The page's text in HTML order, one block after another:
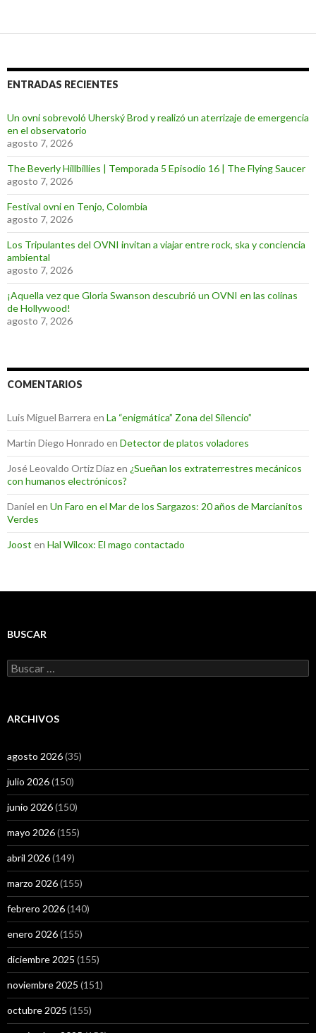
ENTRADAS RECIENTES
Un ovni sobrevoló Uherský Brod y realizó un aterrizaje de emergencia
en el observatorio
agosto 7, 2026
The Beverly Hillbillies | Temporada 5 Episodio 16 | The Flying Saucer
agosto 7, 2026
Festival ovni en Tenjo, Colombia
agosto 7, 2026
Los Tripulantes del OVNI invitan a viajar entre rock, ska y conciencia
ambiental
agosto 7, 2026
¡Aquella vez que Gloria Swanson descubrió un OVNI en las colinas
de Hollywood!
agosto 7, 2026
COMENTARIOS
Luis Miguel Barrera en La “enigmática” Zona del Silencio”
Martin Diego Honrado en Detector de platos voladores
José Leovaldo Ortiz Díazen ¿Sueñan los extraterrestres mecánicos
con humanos electrónicos?
Daniel en Un Faro en el Mar de los Sargazos: 20 años de Marcianitos
Verdes
Joost en Hal Wilcox: El mago contactado
BUSCAR
Buscar:
ARCHIVOS
agosto 2026(35)
julio 2026(150)
junio 2026(150)
mayo 2026(155)
abril 2026(149)
marzo 2026(155)
febrero 2026(140)
enero 2026(155)
diciembre 2025 (155)
noviembre 2025 (151)
octubre 2025 (155)